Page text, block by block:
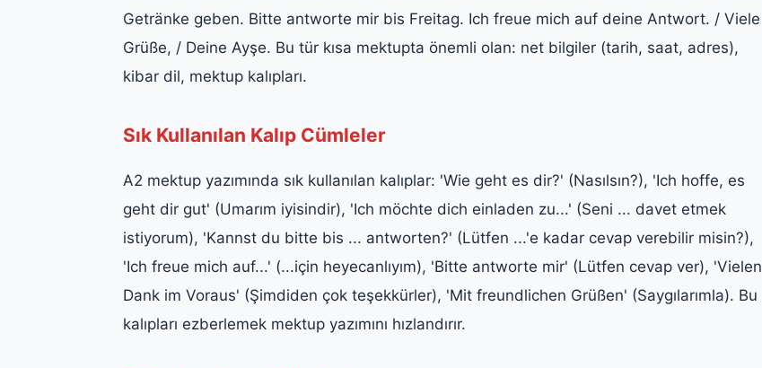
Getränke geben. Bitte antworte mir bis Freitag. Ich freue mich auf deine Antwort. / Viele
Grüße, / Deine Ayşe. Bu tür kısa mektupta önemli olan: net bilgiler (tarih, saat, adres),
kibar dil, mektup kalıpları.
Sık Kullanılan Kalıp Cümleler
A2 mektup yazımında sık kullanılan kalıplar: 'Wie geht es dir?' (Nasılsın?), 'Ich hoffe, es
geht dir gut' (Umarım iyisindir), 'Ich möchte dich einladen zu...' (Seni ... davet etmek
istiyorum), 'Kannst du bitte bis ... antworten?' (Lütfen ...'e kadar cevap verebilir misin?),
'Ich freue mich auf...' (...için heyecanlıyım), 'Bitte antworte mir' (Lütfen cevap ver), 'Vielen
Dank im Voraus' (Şimdiden çok teşekkürler), 'Mit freundlichen Grüßen' (Saygılarımla). Bu
kalıpları ezberlemek mektup yazımını hızlandırır.